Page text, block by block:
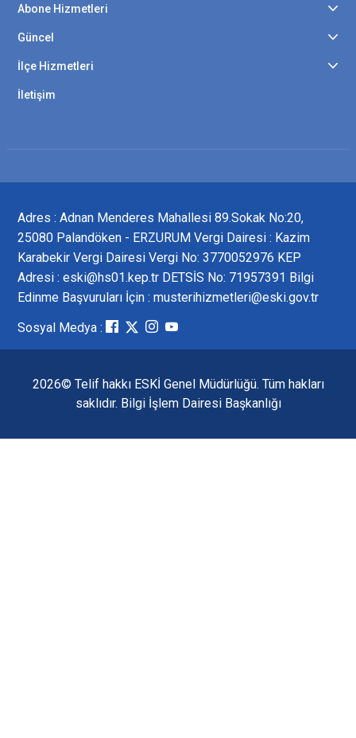
Abone Hizmetleri
Güncel
İlçe Hizmetleri
İletişim
Adres : Adnan Menderes Mahallesi 89.Sokak No:20,
25080 Palandöken - ERZURUM Vergi Dairesi : Kazim
Karabekir Vergi Dairesi Vergi No: 3770052976 KEP
Adresi : eski@hs01.kep.tr DETSİS No: 71957391 Bilgi
Edinme Başvuruları İçin : musterihizmetleri@eski.gov.tr
Sosyal Medya :
2026© Telif hakkı ESKİ Genel Müdürlüğü. Tüm hakları
saklıdır. Bilgi İşlem Dairesi Başkanlığı